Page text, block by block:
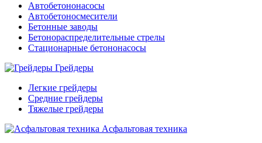
Автобетононасосы
Автобетоносмесители
Бетонные заводы
Бетонораспределительные стрелы
Стационарные бетононасосы
Грейдеры
Легкие грейдеры
Средние грейдеры
Тяжелые грейдеры
Асфальтовая техника